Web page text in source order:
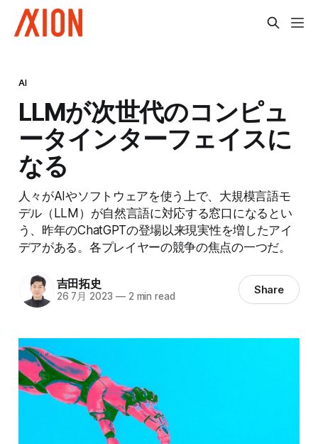
AI
LLMが次世代のコンピュ
ータインターフェイスに
なる
人々がAIやソフトウェアを使う上で、大規模言語モ
デル（LLM）が自然言語に対応する窓口になるとい
う、昨年のChatGPTの登場以来現実性を増したアイ
デアがある。各プレイヤーの競争の焦点の一つだ。
吉田拓史
26 7月 2023 —2 min read Share